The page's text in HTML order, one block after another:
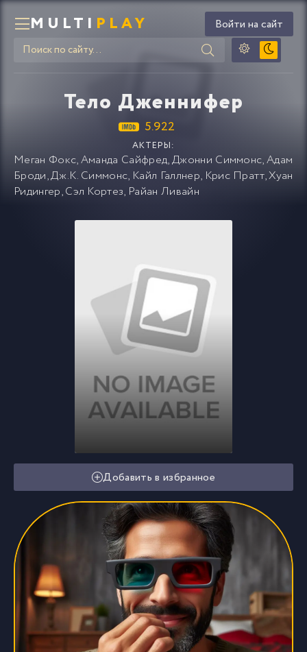
MULTI PLAY Войти на сайт
Тело Дженнифер
5.922
АКТЕРЫ:
Меган Фокс,Аманда Сайфред,Джонни Симмонс,Адам
Броди,Дж.К. Симмонс, Кайл Галлнер, Крис Пратт,Хуан
Ридингер,Сэл Кортез, Райан Ливайн
Добавить в избранное